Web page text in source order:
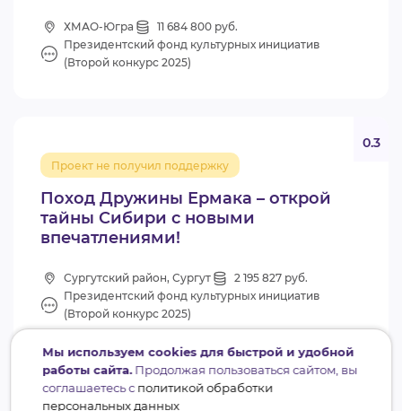
ХМАО-Югра
11 684 800 руб.
Президентский фонд культурных инициатив
(Второй конкурс 2025)
Поход Дружины Ермака – открой
тайны Сибири с новыми
впечатлениями!
Проект не получил поддержку
0.3
Сургутский район, Сургут
2 195 827 руб.
Президентский фонд культурных инициатив
(Второй конкурс 2025)
РОО ХМАО-ЮГРЫ ЦГИПВМ ПЕРЕСВЕТ
Мы используем cookies для быстрой и удобной
работы сайта.Продолжая пользоваться сайтом, вы
соглашаетесь сполитикой обработки
персональных данных